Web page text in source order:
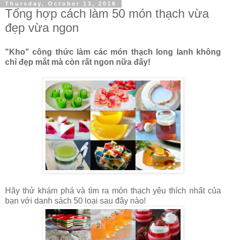
Thursday, October 13, 2016
Tổng hợp cách làm 50 món thạch vừa
đẹp vừa ngon
"Kho" công thức làm các món thạch long lanh không
chỉ đẹp mắt mà còn rất ngon nữa đấy!
Hãy thử khám phá và tìm ra món thạch yêu thích nhất của
bạn với danh sách 50 loại sau đây nào!